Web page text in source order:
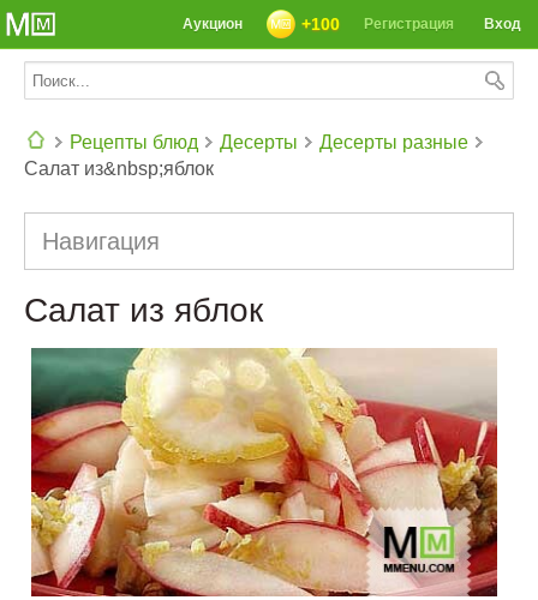
Вход
Регистрация
+100
Аукцион
Рецепты блюд Десерты
Десерты разные
Салат из&nbsp;яблок
Навигация
Салат из яблок